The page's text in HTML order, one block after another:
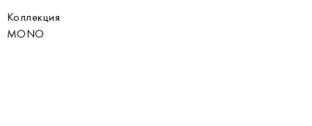
Коллекция
MONO